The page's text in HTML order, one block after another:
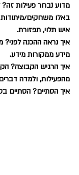
מדוע נבחר פעילות
באלו משחקים/
איש תלוי, תפזורת.
איך נראה ההכנה
מידע ממקורות מידע.
איך הרגיש הקבוצה?
מהפעילות, ולמדה
איך הסתיים? הסתיים